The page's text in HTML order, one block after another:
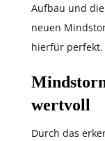
Aufbau und
neuen
hierfür perfekt.
wertvoll
Durch das